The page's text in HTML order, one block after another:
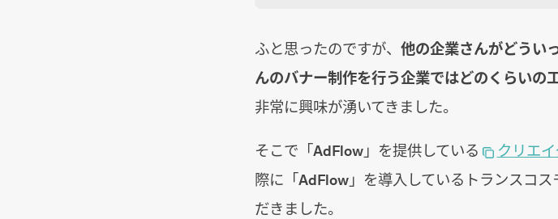
ふと思ったのですが、 他の企業さんがどうい
んのバナー制作を行う企業ではどのくらいの
非常に興味が湧いてきました。
そこで「AdFlow」を提供している クリエ
際に「AdFlow」を導入しているトランスコ
だきました。